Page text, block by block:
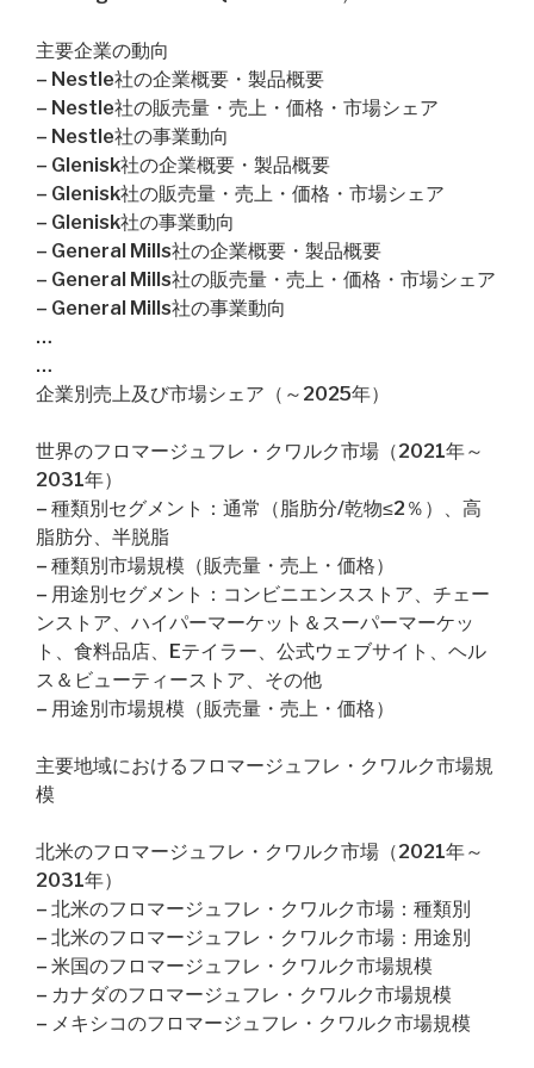
主要企業の動向
– Nestle社の企業概要・製品概要
– Nestle社の販売量・売上・価格・市場シェア
– Nestle社の事業動向
– Glenisk社の企業概要・製品概要
– Glenisk社の販売量・売上・価格・市場シェア
– Glenisk社の事業動向
– General Mills社の企業概要・製品概要
– General Mills社の販売量・売上・価格・市場シェア
– General Mills社の事業動向
…
…
企業別売上及び市場シェア（～2025年）
世界のフロマージュフレ・クワルク市場（2021年～
2031年）
– 種類別セグメント：通常（脂肪分/乾物≤2％）、高
脂肪分、半脱脂
– 種類別市場規模（販売量・売上・価格）
– 用途別セグメント：コンビニエンスストア、チェー
ンストア、ハイパーマーケット＆スーパーマーケッ
ト、食料品店、Eテイラー、公式ウェブサイト、ヘル
ス＆ビューティーストア、その他
– 用途別市場規模（販売量・売上・価格）
主要地域におけるフロマージュフレ・クワルク市場規
模
北米のフロマージュフレ・クワルク市場（2021年～
2031年）
– 北米のフロマージュフレ・クワルク市場：種類別
– 北米のフロマージュフレ・クワルク市場：用途別
– 米国のフロマージュフレ・クワルク市場規模
– カナダのフロマージュフレ・クワルク市場規模
– メキシコのフロマージュフレ・クワルク市場規模